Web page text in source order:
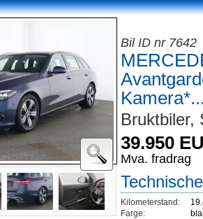
Bil ID nr 7642
Bruktbiler,
39.950
Mva. fradrag
Kilometerstand:
Farge: